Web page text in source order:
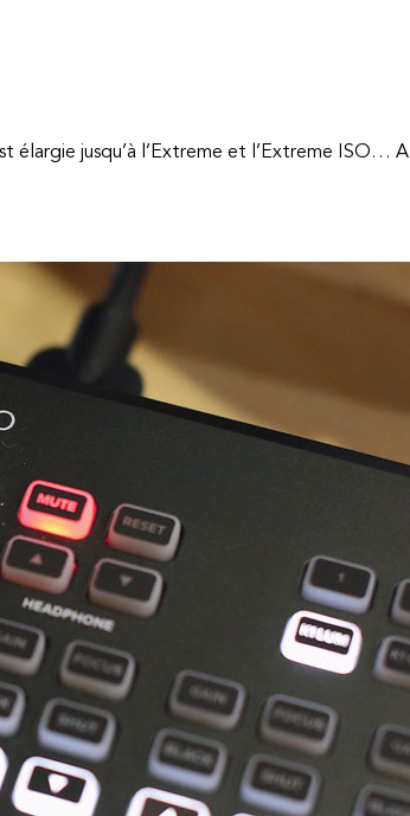
élargie jusqu’à l’Extreme et l’Extreme ISO… A